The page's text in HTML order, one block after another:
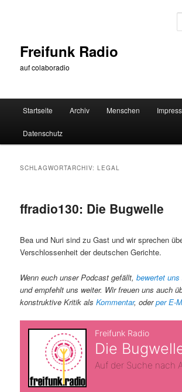
Freifunk Radio
auf colaboradio
Startseite Archiv Menschen
Datenschutz
SCHLAGWORTARCHIV:LEGAL
ffradio130: Die Bugwelle
Bea und Nuri sind zu Gast und wir sprechen
Verschlossenheit der deutschen Gerichte.
Wenn euch unser Podcast gefällt,bewertet
und empfehlt uns weiter. Wir freuen uns auch
konstruktive Kritik alsKommentar, oderper E-